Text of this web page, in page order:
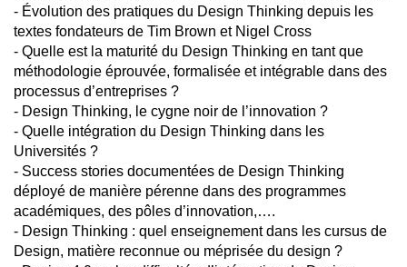
- Évolution des pratiques du Design Thinking depuis les
textes fondateurs de Tim Brown et Nigel Cross
- Quelle est la maturité du Design Thinking en tant que
méthodologie éprouvée, formalisée et intégrable dans des
processus d’entreprises ?
- Design Thinking, le cygne noir de l’innovation ?
- Quelle intégration du Design Thinking dans les
Universités ?
- Success stories documentées de Design Thinking
déployé de manière pérenne dans des programmes
académiques, des pôles d’innovation,….
- Design Thinking : quel enseignement dans les cursus de
Design, matière reconnue ou méprisée du design ?